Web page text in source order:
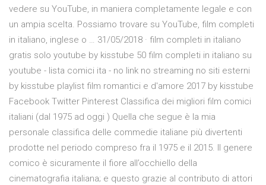
vedere su YouTube, in maniera completamente legale e con
un ampia scelta. Possiamo trovare su YouTube, film completi
in italiano, inglese o … 31/05/2018 · film completi in italiano
gratis solo youtube by kisstube 50 film completi in italiano su
youtube - lista comici ita - no link no streaming no siti esterni
by kisstube playlist film romantici e d'amore 2017 by kisstube
Facebook Twitter Pinterest Classifica dei migliori film comici
italiani (dal 1975 ad oggi ) Quella che segue è la mia
personale classifica delle commedie italiane più divertenti
prodotte nel periodo compreso fra il 1975 e il 2015. Il genere
comico è sicuramente il fiore all’occhiello della
cinematografia italiana; e questo grazie al contributo di attori